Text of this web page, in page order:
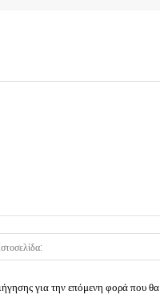
για την επόμενη φορά που θα